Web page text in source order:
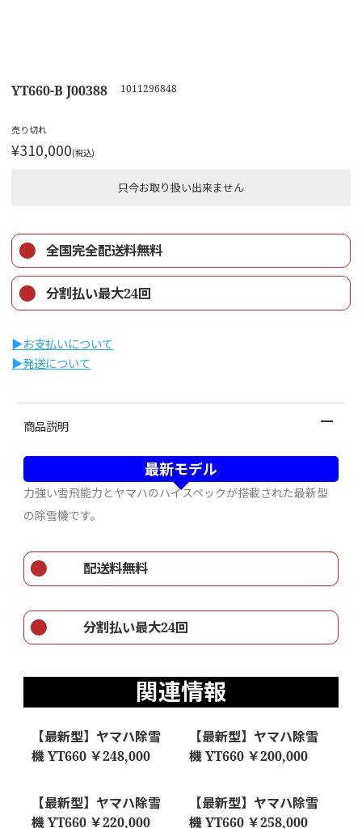
YT660-B J00388 1011296848
売り切れ
¥310,000(税込)
只今お取り扱い出来ません
全国完全配送料無料
分割払い最大24回
▶︎お支払いについて
▶︎発送について
商品説明
最新モデル
力強い雪飛能力とヤマハのハイスペックが搭載された最新型
の除雪機です。
配送料無料
分割払い最大24回
関連情報
【最新型】ヤマハ除雪
機 YT660 ￥248,000
【最新型】ヤマハ除雪
機 YT660 ￥200,000
【最新型】ヤマハ除雪
機 YT660 ￥220,000
【最新型】ヤマハ除雪
機 YT660 ￥258,000